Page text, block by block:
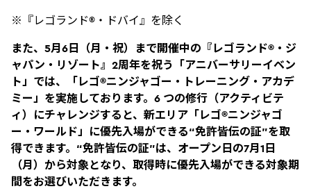
※『レゴランド®・ドバイ』を除く
また、5月6日（月・祝）まで開催中の『レゴランド®・ジ
ャパン・リゾート』2周年を祝う「アニバーサリーイベン
ト」では、「レゴ®ニンジャゴー・トレーニング・アカデ
ミー」を実施しております。6 つの修行（アクティビテ
ィ）にチャレンジすると、新エリア「レゴ®ニンジャゴ
ー・ワールド」に優先入場ができる“免許皆伝の証”を取
得できます。“免許皆伝の証”は、オープン日の7月1日
（月）から対象となり、取得時に優先入場ができる対象期
間をお選びいただきます。